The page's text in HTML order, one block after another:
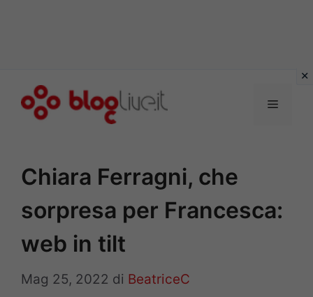
Menu
Chiara Ferragni, che
sorpresa per Francesca:
web in tilt
Mag 25, 2022 di BeatriceC